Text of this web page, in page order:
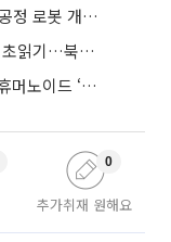
라온로보틱스, 국내 유일 차세대 반도체 공정 로봇 개발 ‘고객사 테스트 진행’
신성에스티, 2300억 규모 미국법인 가동 초읽기…북미 ESS 공략 본격화
에브리봇, 미 로봇 수출 FCC인증 보유…휴머노이드 ‘AI 두뇌’ 탑재 속도
추가취재 원해요
0